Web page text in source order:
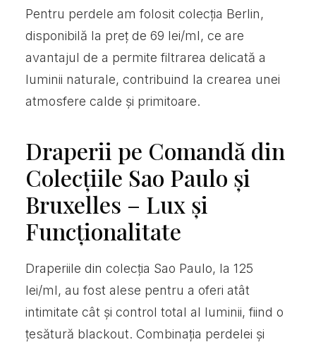
Pentru perdele am folosit colecția Berlin,
disponibilă la preț de 69 lei/ml, ce are
avantajul de a permite filtrarea delicată a
luminii naturale, contribuind la crearea unei
atmosfere calde și primitoare.
Draperii pe Comandă din
Colecțiile Sao Paulo și
Bruxelles – Lux și
Funcționalitate
Draperiile din colecția Sao Paulo, la 125
lei/ml, au fost alese pentru a oferi atât
intimitate cât și control total al luminii, fiind o
țesătură blackout. Combinația perdelei și